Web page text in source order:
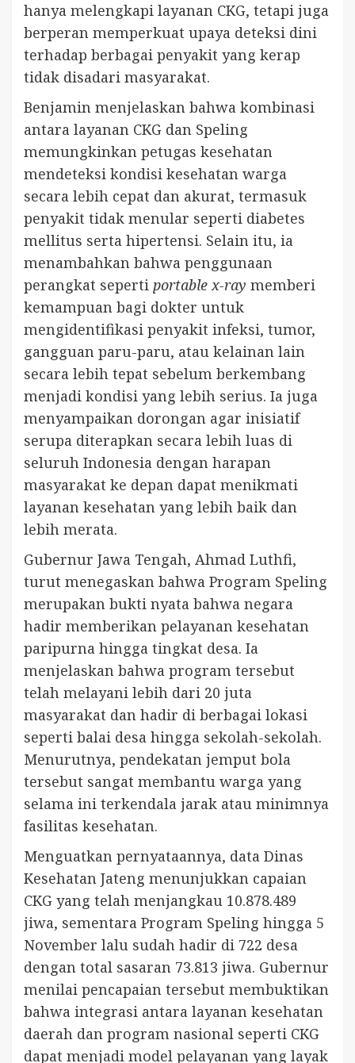
hanya melengkapi layanan CKG, tetapi juga
berperan memperkuat upaya deteksi dini
terhadap berbagai penyakit yang kerap
tidak disadari masyarakat.
Benjamin menjelaskan bahwa kombinasi
antara layanan CKG dan Speling
memungkinkan petugas kesehatan
mendeteksi kondisi kesehatan warga
secara lebih cepat dan akurat, termasuk
penyakit tidak menular seperti diabetes
mellitus serta hipertensi. Selain itu, ia
menambahkan bahwa penggunaan
perangkat seperti portable x-ray memberi
kemampuan bagi dokter untuk
mengidentifikasi penyakit infeksi, tumor,
gangguan paru-paru, atau kelainan lain
secara lebih tepat sebelum berkembang
menjadi kondisi yang lebih serius. Ia juga
menyampaikan dorongan agar inisiatif
serupa diterapkan secara lebih luas di
seluruh Indonesia dengan harapan
masyarakat ke depan dapat menikmati
layanan kesehatan yang lebih baik dan
lebih merata.
Gubernur Jawa Tengah, Ahmad Luthfi,
turut menegaskan bahwa Program Speling
merupakan bukti nyata bahwa negara
hadir memberikan pelayanan kesehatan
paripurna hingga tingkat desa. Ia
menjelaskan bahwa program tersebut
telah melayani lebih dari 20 juta
masyarakat dan hadir di berbagai lokasi
seperti balai desa hingga sekolah-sekolah.
Menurutnya, pendekatan jemput bola
tersebut sangat membantu warga yang
selama ini terkendala jarak atau minimnya
fasilitas kesehatan.
Menguatkan pernyataannya, data Dinas
Kesehatan Jateng menunjukkan capaian
CKG yang telah menjangkau 10.878.489
jiwa, sementara Program Speling hingga 5
November lalu sudah hadir di 722 desa
dengan total sasaran 73.813 jiwa. Gubernur
menilai pencapaian tersebut membuktikan
bahwa integrasi antara layanan kesehatan
daerah dan program nasional seperti CKG
dapat menjadi model pelayanan yang layak